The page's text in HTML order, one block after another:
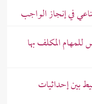
في إنجاز الواجب
المكلف بها
بين إحداثيات